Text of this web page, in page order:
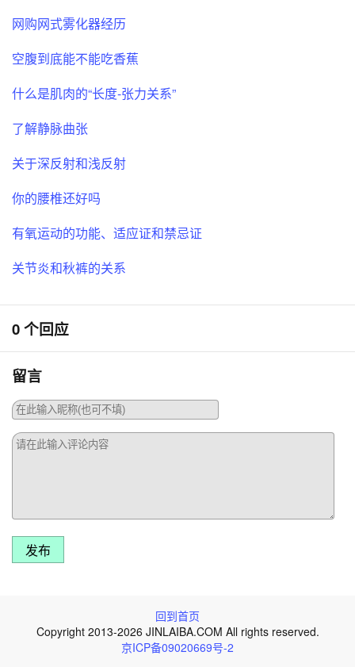
网购网式雾化器经历
空腹到底能不能吃香蕉
什么是肌肉的“长度-张力关系”
了解静脉曲张
关于深反射和浅反射
你的腰椎还好吗
有氧运动的功能、适应证和禁忌证
关节炎和秋裤的关系
0 个回应
留言
发布
回到首页
Copyright 2013-2026 JINLAIBA.COM All rights reserved.
京ICP备09020669号-2